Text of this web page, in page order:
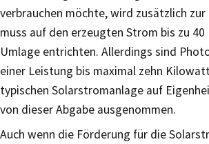
verbrauchen möchte, wird zusätzlich
muss auf den erzeugten Strom bis zu 40
Umlage entrichten. Allerdings sind
einer Leistung bis maximal zehn
typischen Solarstromanlage auf
von dieser Abgabe ausgenommen.
Auch wenn die Förderung für die